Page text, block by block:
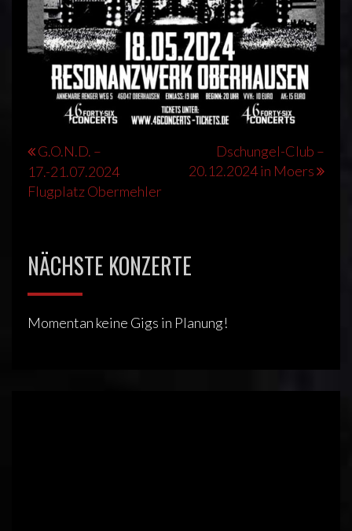
Beitragsnavigation
G.O.N.D. –
17.-21.07.2024
Flugplatz Obermehler
Dschungel-Club –
20.12.2024 in Moers
NÄCHSTE KONZERTE
Momentan keine Gigs in Planung!